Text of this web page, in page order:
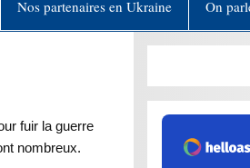
Nos partenaires en Ukraine On
fuir la guerre
nombreux.